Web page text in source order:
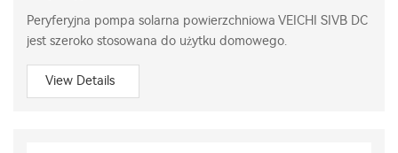
Peryferyjna pompa solarna powierzchniowa VEICHI SIVB DC
jest szeroko stosowana do użytku domowego.
View Details